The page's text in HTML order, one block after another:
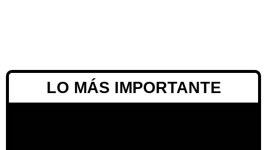
LO MÁS IMPORTANTE